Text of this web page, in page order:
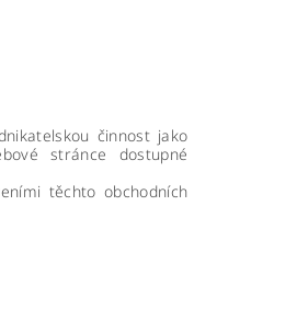
činnost jako
stránce dostupné
těchto obchodních